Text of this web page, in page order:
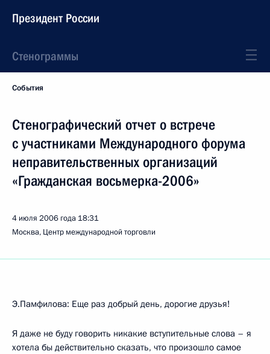
Президент России
Стенограммы
События
Стенографический отчет о встрече
с участниками Международного форума
неправительственных организаций
«Гражданская восьмерка-2006»
4 июля 2006 года 18:31
Москва, Центр международной торговли
Э.Памфилова: Еще раз добрый день, дорогие друзья!
Я даже не буду говорить никакие вступительные слова – я
хотела бы действительно сказать, что произошло самое